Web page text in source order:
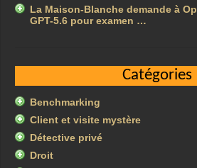
La Maison-Blanche demande à
GPT-5.6 pour examen …
Catégories
Benchmarking
Client et visite mystère
Détective privé
Droit